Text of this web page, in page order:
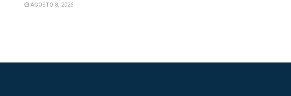
AGOSTO 8, 2026